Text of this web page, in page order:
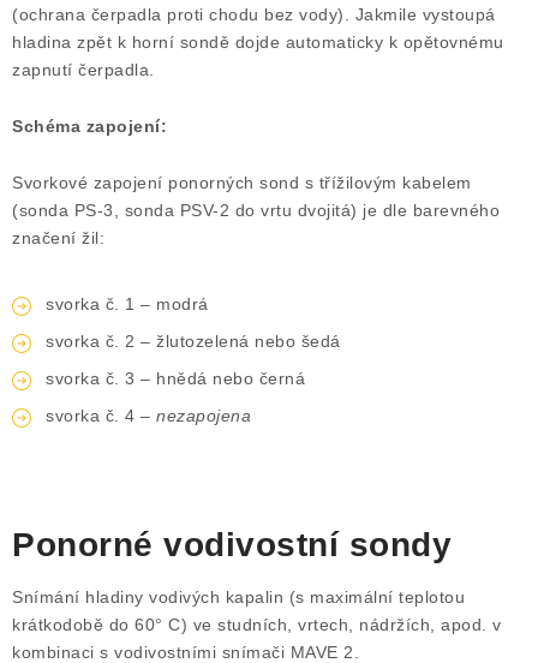
(ochrana čerpadla proti chodu bez vody). Jakmile vystoupá
hladina zpět k horní sondě dojde automaticky k opětovnému
zapnutí čerpadla.
Schéma zapojení:
Svorkové zapojení ponorných sond s třížilovým kabelem
(sonda PS-3, sonda PSV-2 do vrtu dvojitá) je dle barevného
značení žil:
svorka č. 1 – modrá
svorka č. 2 – žlutozelená nebo šedá
svorka č. 3 – hnědá nebo černá
svorka č. 4 – nezapojena
Ponorné vodivostní sondy
Snímání hladiny vodivých kapalin (s maximální teplotou
krátkodobě do 60° C) ve studních, vrtech, nádržích, apod. v
kombinaci s vodivostními snímači MAVE 2.